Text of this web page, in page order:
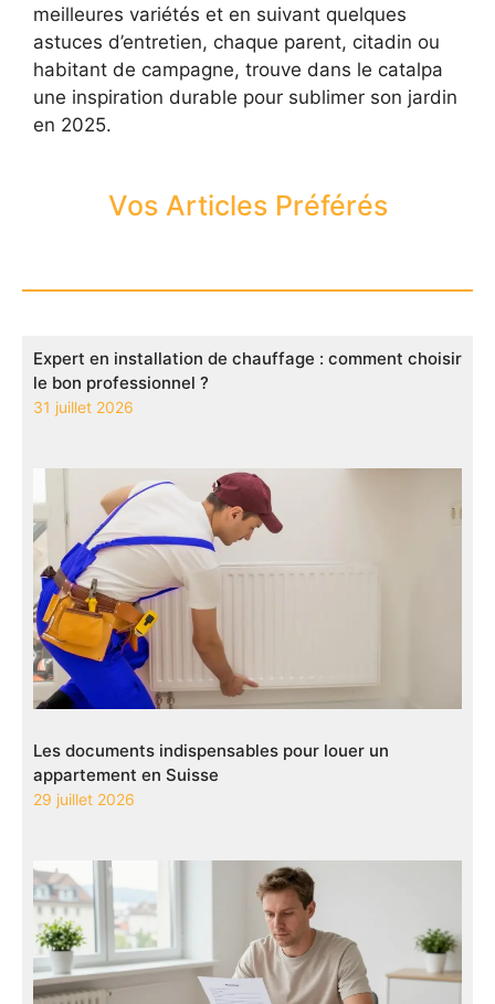
meilleures variétés et en suivant quelques
astuces d’entretien, chaque parent, citadin ou
habitant de campagne, trouve dans le catalpa
une inspiration durable pour sublimer son jardin
en 2025.
Vos Articles Préférés
Expert en installation de chauffage : comment choisir
le bon professionnel ?
31 juillet 2026
Les documents indispensables pour louer un
appartement en Suisse
29 juillet 2026